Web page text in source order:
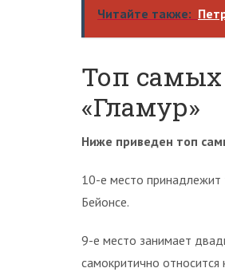
Читайте также:
Топ
«Гламур»
Ниже приведен топ
10-е место принадлежит
Бейонсе.
9-е место занимает
самокритично